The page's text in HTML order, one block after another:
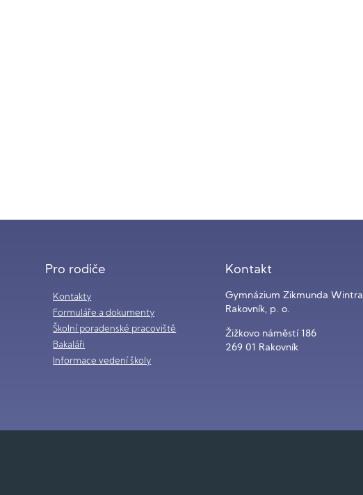
Pro rodiče
Kontakty
Formuláře a dokumenty
Školní poradenské pracoviště
Bakaláři
Informace vedení školy
Kontakt
Gymnázium Zikmunda Wintra
Rakovník, p. o.
Žižkovo náměstí 186
269 01 Rakovník